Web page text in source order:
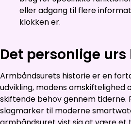
eller adgang til flere
klokken er.
Det personlige
Armbåndsurets historie er en
udvikling, modens omskiftelighed
skiftende behov gennem
slagmarker til moderne